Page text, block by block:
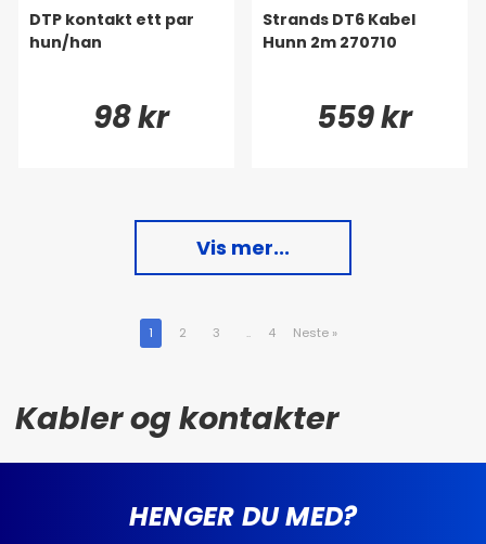
DTP kontakt ett par
hun/han
98 kr
Strands DT6 Kabel
Hunn 2m 270710
559 kr
Vis mer...
1 2 3 .. 4 Neste »
Kabler og kontakter
HENGER DU MED?